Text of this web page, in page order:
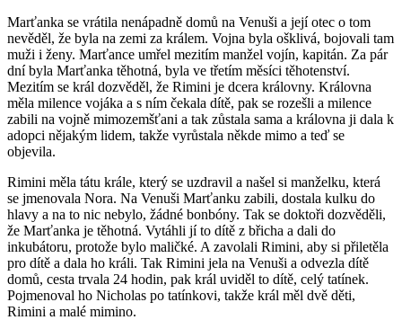
Marťanka se vrátila nenápadně domů na Venuši a její otec o tom
nevěděl, že byla na zemi za králem. Vojna byla ošklivá, bojovali tam
muži i ženy. Marťance umřel mezitím manžel vojín, kapitán. Za pár
dní byla Marťanka těhotná, byla ve třetím měsíci těhotenství.
Mezitím se král dozvěděl, že Rimini je dcera královny. Královna
měla milence vojáka a s ním čekala dítě, pak se rozešli a milence
zabili na vojně mimozemšťani a tak zůstala sama a královna ji dala k
adopci nějakým lidem, takže vyrůstala někde mimo a teď se
objevila.
Rimini měla tátu krále, který se uzdravil a našel si manželku, která
se jmenovala Nora. Na Venuši Marťanku zabili, dostala kulku do
hlavy a na to nic nebylo, žádné bonbóny. Tak se doktoři dozvěděli,
že Marťanka je těhotná. Vytáhli jí to dítě z břicha a dali do
inkubátoru, protože bylo maličké. A zavolali Rimini, aby si přiletěla
pro dítě a dala ho králi. Tak Rimini jela na Venuši a odvezla dítě
domů, cesta trvala 24 hodin, pak král uviděl to dítě, celý tatínek.
Pojmenoval ho Nicholas po tatínkovi, takže král měl dvě děti,
Rimini a malé mimino.